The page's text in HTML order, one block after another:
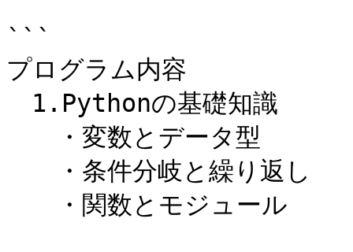
```
プログラム内容
1.Pythonの基礎知識
・変数とデータ型
・条件分岐と繰り返し
・関数とモジュール